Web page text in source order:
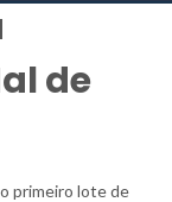
de
primeiro lote de